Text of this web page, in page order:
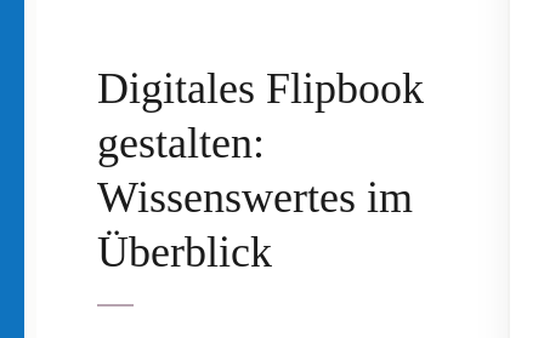
Digitales Flipbook
gestalten:
Wissenswertes im
Überblick